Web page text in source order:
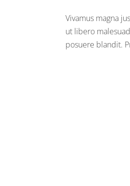
Vivamus magna
ut libero
posuere blandit.